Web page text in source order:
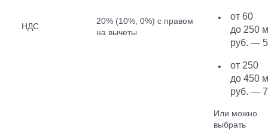
НДС
20% (10%, 0%) с правом
на вычеты
от 60
до 250
руб. —
от 250
до 450
руб. —
Или можно
выбрать